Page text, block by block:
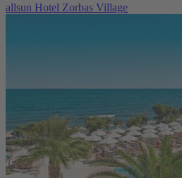
allsun Hotel Zorbas Village